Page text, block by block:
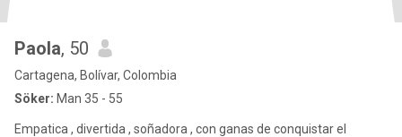
Paola, 50
Cartagena, Bolívar, Colombia
Söker: Man 35 - 55
Empatica , divertida , soñadora , con ganas de conquistar el